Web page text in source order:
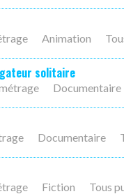
Animation
solitaire
Documentaire
Documentaire
Fiction Tous